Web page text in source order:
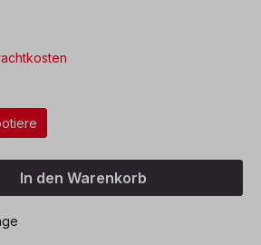
gewünschten Wert
In den Warenkorb